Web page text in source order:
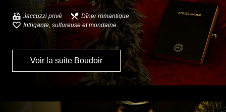
Jaccuzzi privé
Dîner romantique
Intrigante, sulfureuse et mondaine.
Voir la suite Boudoir